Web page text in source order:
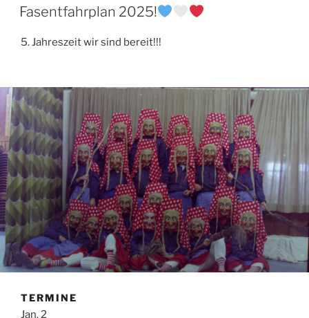
AM
Fasentfahrplan 2025!
5. Jahreszeit wir sind bereit!!!
TERMINE
Jan. 2